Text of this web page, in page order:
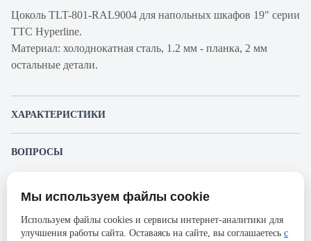
Цоколь TLT-801-RAL9004 для напольных шкафов 19" серии
TTC Hyperline.
Материал: холоднокатная сталь, 1.2 мм - планка, 2 мм
остальные детали.
ХАРАКТЕРИСТИКИ
Высота, мм
100
ВОПРОСЫ
Пожалуйста, авторизуйтесь, чтобы иметь
Представленные изображения и характеристики могут отличаться от реального
без предварительного уведомления. Компания АйДистрибьют не несёт
ответственности в случае не соответствия текущей модели товаров фотографиям,
Мы используем файлы cookie
Используем файлы cookies и сервисы интернет-аналитики для
улучшения работы сайта. Оставаясь на сайте, вы соглашаетесь с